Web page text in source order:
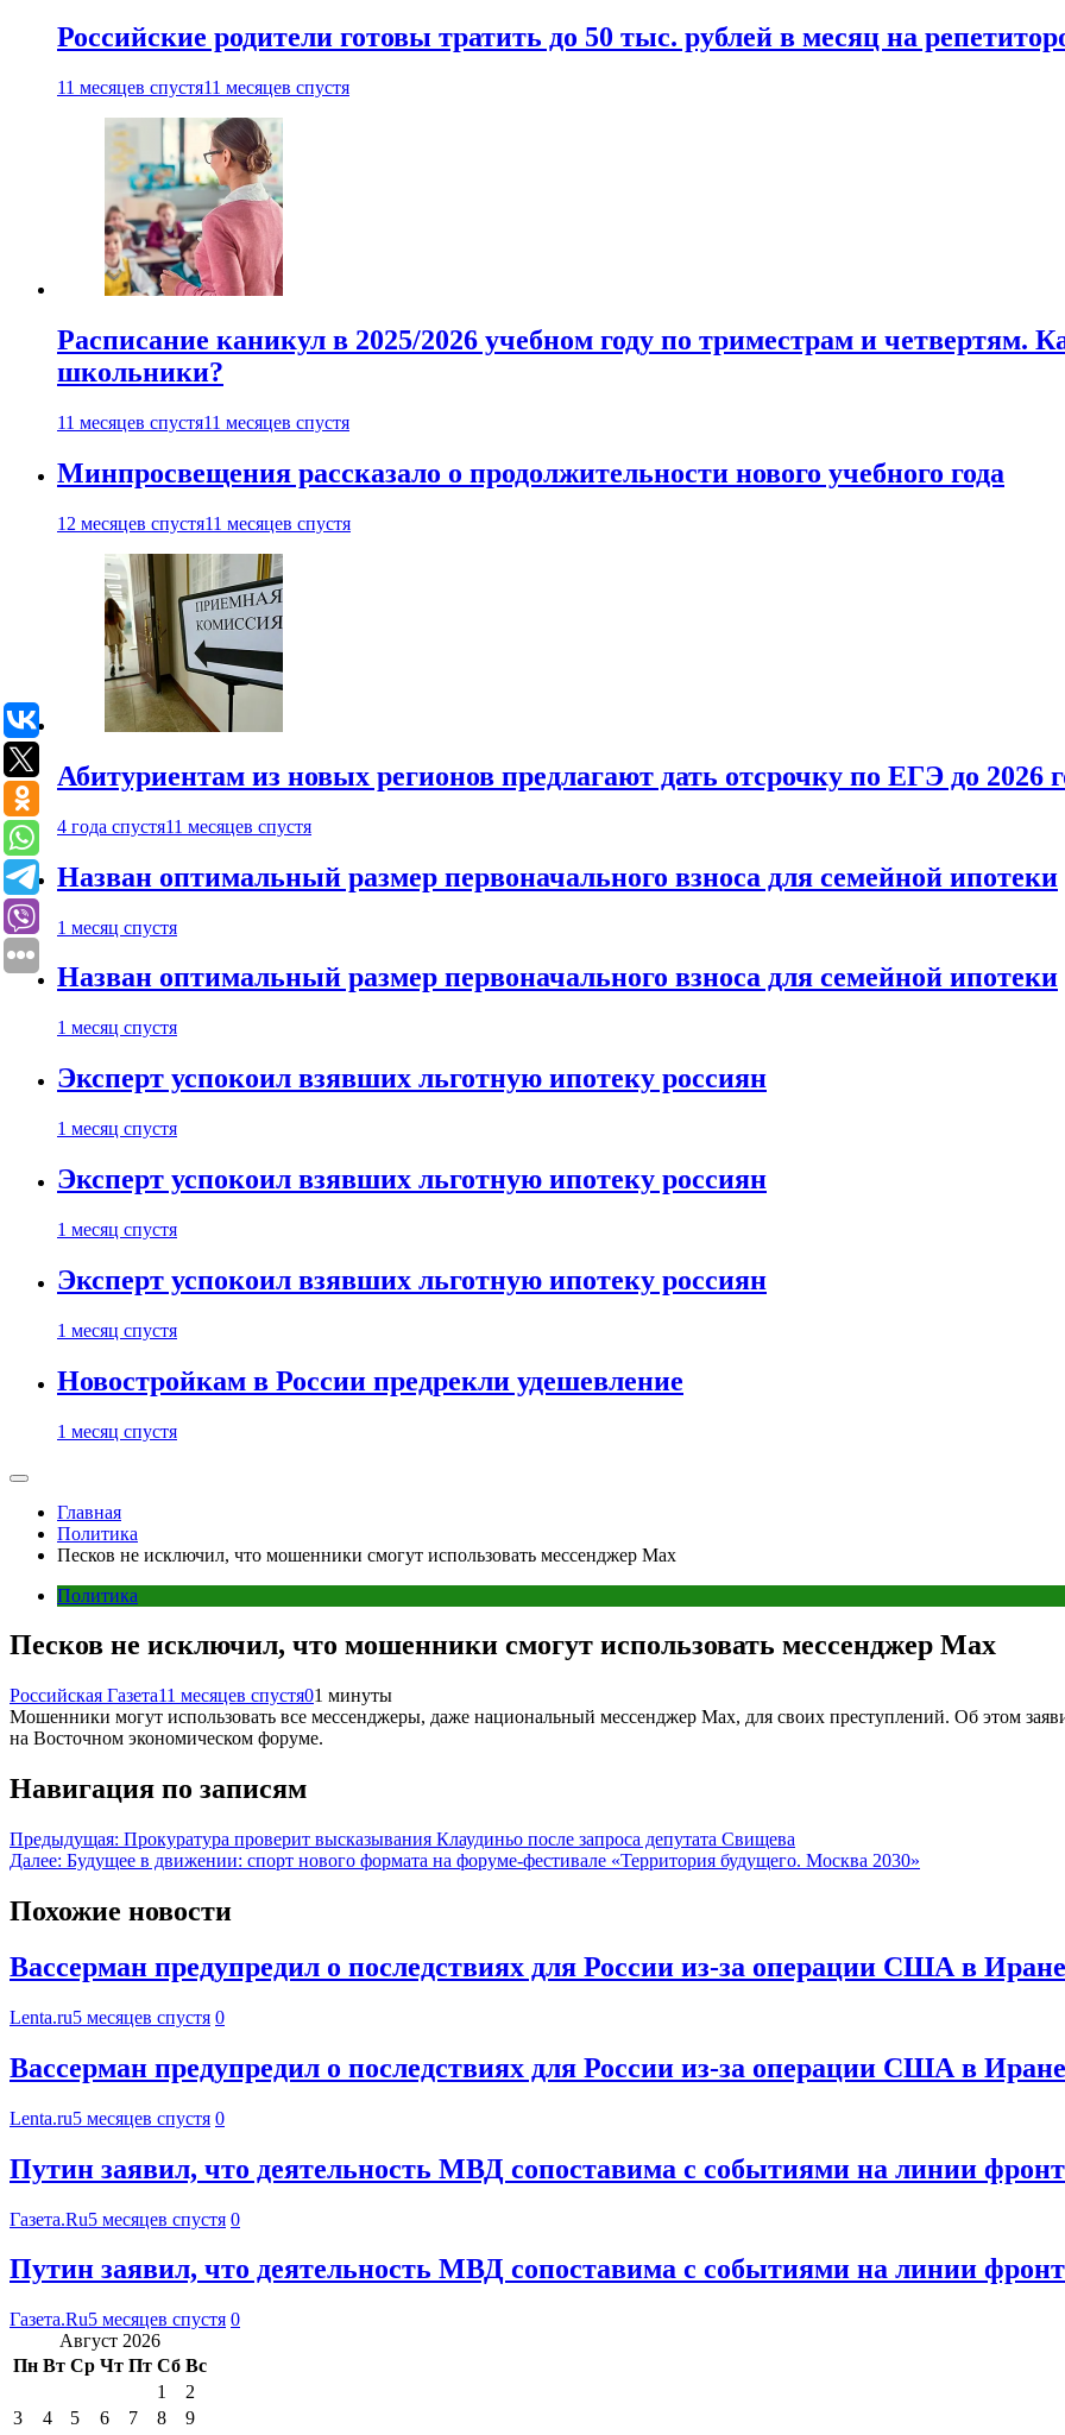
Российские родители готовы тратить до 50 тыс. рублей в месяц на
11 месяцев спустя11 месяцев спустя
Расписание каникул в 2025/2026 учебном году по триместрам и четвертям.
школьники?
11 месяцев спустя11 месяцев спустя
Минпросвещения рассказало о продолжительности нового учебного года
12 месяцев спустя11 месяцев спустя
Абитуриентам из новых регионов предлагают дать отсрочку по ЕГЭ до 2026
4 года спустя11 месяцев спустя
Назван оптимальный размер первоначального взноса для семейной ипотеки
1 месяц спустя
Назван оптимальный размер первоначального взноса для семейной ипотеки
1 месяц спустя
Эксперт успокоил взявших льготную ипотеку россиян
1 месяц спустя
Эксперт успокоил взявших льготную ипотеку россиян
1 месяц спустя
Эксперт успокоил взявших льготную ипотеку россиян
1 месяц спустя
Новостройкам в России предрекли удешевление
1 месяц спустя
Главная
Политика
Песков не исключил, что мошенники смогут использовать мессенджер Max
Политика
Песков не исключил, что мошенники смогут использовать мессенджер Max
Российская Газета11 месяцев спустя01 минуты
Мошенники могут использовать все мессенджеры, даже национальный мессенджер Max, для своих преступлений. Об этом
на Восточном экономическом форуме.
Навигация по записям
Предыдущая: Прокуратура проверит высказывания Клаудиньо после запроса депутата Свищева
Далее: Будущее в движении: спорт нового формата на форуме-фестивале «Территория будущего. Москва 2030»
Похожие новости
Вассерман предупредил о последствиях для России из-за операции США в Иране
Lenta.ru5 месяцев спустя 0
Вассерман предупредил о последствиях для России из-за операции США в Иране
Lenta.ru5 месяцев спустя 0
Путин заявил, что деятельность МВД сопоставима с событиями на линии
Газета.Ru5 месяцев спустя 0
Путин заявил, что деятельность МВД сопоставима с событиями на линии
Газета.Ru5 месяцев спустя 0
Август 2026
Пн Вт Ср Чт Пт Сб Вс
1
2
3
4 5 6 7 8
9